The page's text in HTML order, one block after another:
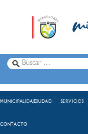
MUNICIPALIDADCIUDAD SERVICIOS
CONTACTO